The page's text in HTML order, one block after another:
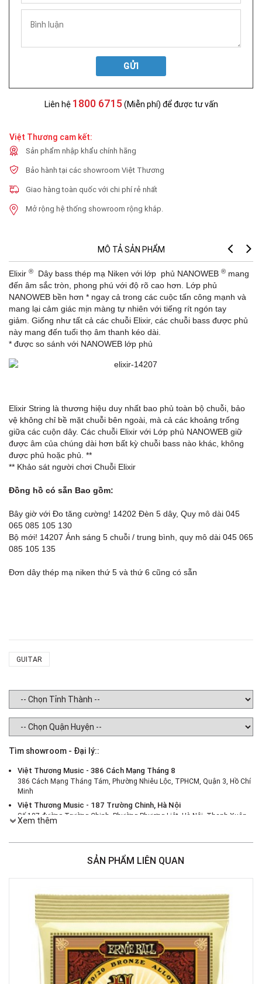
GỬI
Liên hệ 1800 6715 (Miễn phí) để được tư vấn
Việt Thương cam kết:
Sản phẩm nhập khẩu chính hãng
Bảo hành tại các showroom Việt Thương
Giao hàng toàn quốc với chi phí rẻ nhất
Mở rộng hệ thống showroom rộng khắp.
MÔ TẢ SẢN PHẨM
Elixir ® Dây bass thép mạ Niken với lớp phủ NANOWEB ® mang
đến âm sắc tròn, phong phú với độ rõ cao hơn. Lớp phủ
NANOWEB bền hơn * ngay cả trong các cuộc tấn công mạnh và
mang lại cảm giác mịn màng tự nhiên với tiếng rít ngón tay
giảm. Giống như tất cả các chuỗi Elixir, các chuỗi bass được phủ
này mang đến tuổi thọ âm thanh kéo dài.
* được so sánh với NANOWEB lớp phủ
Elixir String là thương hiệu duy nhất bao phủ toàn bộ chuỗi, bảo
vệ không chỉ bề mặt chuỗi bên ngoài, mà cả các khoảng trống
giữa các cuộn dây. Các chuỗi Elixir với Lớp phủ NANOWEB giữ
được âm của chúng dài hơn bất kỳ chuỗi bass nào khác, không
được phủ hoặc phủ. **
** Khảo sát người chơi Chuỗi Elixir
Đồng hồ có sẵn Bao gồm:
Bây giờ với Đo tăng cường! 14202 Đèn 5 dây, Quy mô dài 045
065 085 105 130
Bộ mới! 14207 Ánh sáng 5 chuỗi / trung bình, quy mô dài 045 065
085 105 135
Đơn dây thép mạ niken thứ 5 và thứ 6 cũng có sẵn
GUITAR
Tìm showroom - Đại lý::
Việt Thương Music - 386 Cách Mạng Tháng 8
386 Cách Mạng Tháng Tám, Phường Nhiêu Lộc, TPHCM, Quận 3, Hồ Chí
Minh
Việt Thương Music - 187 Trường Chinh, Hà Nội
Số 187 đường Trường Chinh, Phường Phương Liệt, Hà Nội, Thanh Xuân ,
Hà Nội
Việt Thương Music - 46 Hào Nam
Việt Thương Music - Crescent Mall
Việt Thương Music - 180 Võ Thị Sáu
180B Võ Thị Sáu, Phường Xuân Hòa, TPHCM, Quận 3, Hồ Chí Minh
Việt Thương Music - 369 Điện Biên Phủ
369 Điện Biên Phủ, Phường Bàn Cờ, TPHCM, Quận 3, Hồ Chí Minh
Việt Thương Music - 102Q An Dương Vương
102Q Đường An Dương Vương, Phường An Đông, TPHCM, Quận 5, Hồ Chí
Xem thêm
SẢN PHẨM LIÊN QUAN